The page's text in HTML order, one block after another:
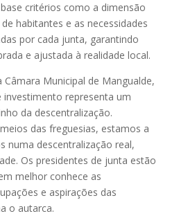
critérios como a dimensão
habitantes e as necessidades
por cada junta, garantindo
e ajustada à realidade local.
Câmara Municipal de Mangualde,
investimento representa um
da descentralização.
das freguesias, estamos a
numa descentralização real,
Os presidentes de junta estão
melhor conhece as
e aspirações das
o autarca.